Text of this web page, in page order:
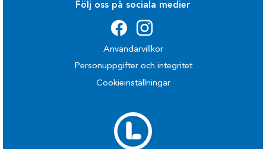
Följ oss på sociala medier
Användarvillkor
Personuppgifter och integritet
Cookieinställningar